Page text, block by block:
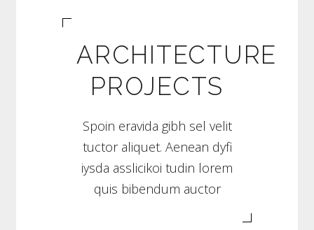
ARCHITECTURE
PROJECTS
Spoin eravida gibh sel velit
tuctor aliquet. Aenean dyfi
iysda asslicikoi tudin lorem
quis bibendum auctor